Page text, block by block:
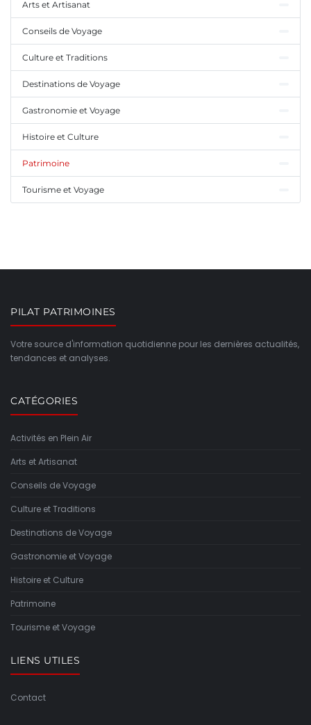
Arts et Artisanat
Conseils de Voyage
Culture et Traditions
Destinations de Voyage
Gastronomie et Voyage
Histoire et Culture
Patrimoine
Tourisme et Voyage
PILAT PATRIMOINES
Votre source d'information quotidienne pour les dernières actualités,
tendances et analyses.
CATÉGORIES
Activités en Plein Air
Arts et Artisanat
Conseils de Voyage
Culture et Traditions
Destinations de Voyage
Gastronomie et Voyage
Histoire et Culture
Patrimoine
Tourisme et Voyage
LIENS UTILES
Contact